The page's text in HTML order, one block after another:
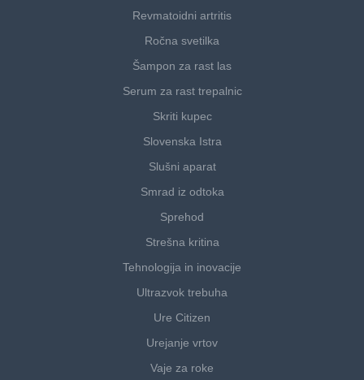
Revmatoidni artritis
Ročna svetilka
Šampon za rast las
Serum za rast trepalnic
Skriti kupec
Slovenska Istra
Slušni aparat
Smrad iz odtoka
Sprehod
Strešna kritina
Tehnologija in inovacije
Ultrazvok trebuha
Ure Citizen
Urejanje vrtov
Vaje za roke